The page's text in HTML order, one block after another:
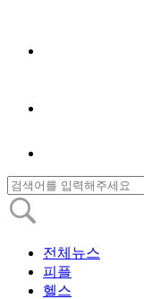
전체뉴스
피플
헬스